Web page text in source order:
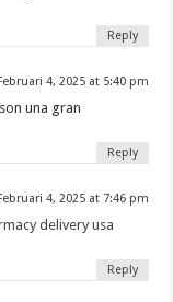
Reply
Februari 4, 2025 at 5:40 pm
una gran
Reply
Februari 4, 2025 at 7:46 pm
delivery usa
Reply